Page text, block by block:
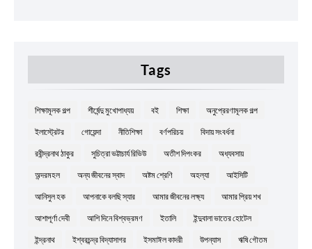
Tags
শিক্ষামূলক গল্প শীর্ষেন্দু মুখোপাধ্যয় বই শিক্ষা অনুপ্রেরণামূলক গল্প
ইলাস্ট্রেটর গোয়েন্দা নীতিশিক্ষা বর্ণপরিচয় বিদায় সংবর্ধনা
রবীন্দ্রনাথ ঠাকুর সুচিত্রা ভট্টাচার্য রিভিউ অতীশ দিপংকর অধ্যবসায়
অন্দরমহল অন্য জীবনের স্বাদ অষ্টম শ্রেণি অহল্যা আইসিটি
আনিসুল হক আপনাকে বলছি স্যার আমার জীবনের লক্ষ্য আমার প্রিয় শখ
আশাপূর্ণা দেবী আশি দিনে বিশ্বভ্রমণ ইতালি ইন্দুবালা ভাতের হোটেল
ইন্দ্রনাথ ইশ্বরচন্দ্র বিদ্যাসাগর ইসমাঈল কাদরী উপন্যাস ঋষি গৌতম